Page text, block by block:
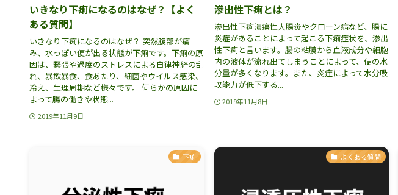
いきなり下痢になるのはなぜ？【よく
ある質問】
いきなり下痢になるのはなぜ？ 突然腹部が痛
み、水っぽい便が出る状態が下痢です。下痢の原
因は、緊張や過度のストレスによる自律神経の乱
れ、暴飲暴食、食あたり、細菌やウイルス感染、
冷え、生理周期など様々です。 何らかの原因に
よって腸の働きや状態...
2019年11月9日
滲出性下痢とは？
滲出性下痢潰瘍性大腸炎やクローン病など、腸に
炎症があることによって起こる下痢症状を、滲出
性下痢と言います。腸の粘膜から血液成分や細胞
内の液体が流れ出てしまうことによって、便の水
分量が多くなります。また、炎症によって水分吸
収能力が低下する...
2019年11月8日
下痢 よくある質問